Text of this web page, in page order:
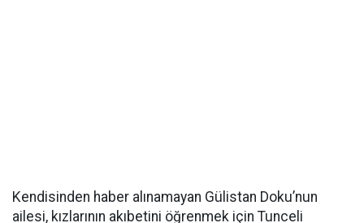
Kendisinden haber alınamayan Gülistan Doku’nun
ailesi, kızlarının akıbetini öğrenmek için Tunceli